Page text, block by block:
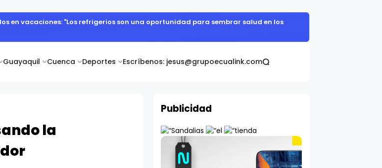
Guayaquil Cuenca Deportes Escríbenos: jesus@grupoecualink.com
en vacaciones: "Los refrigerios son una oportunidad para sembrar salud en los
la
Publicidad